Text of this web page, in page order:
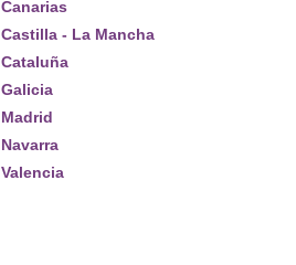
Canarias
Castilla - La Mancha
Cataluña
Galicia
Madrid
Navarra
Valencia